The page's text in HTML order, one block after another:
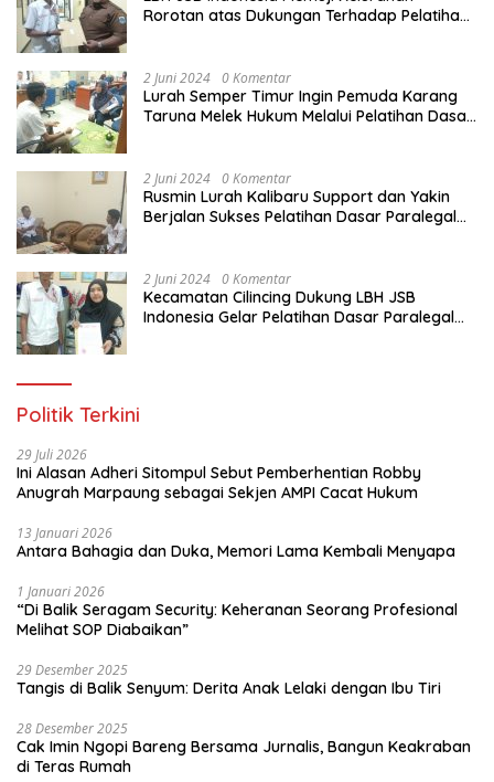
Rorotan atas Dukungan Terhadap Pelatihan
2 Juni 2024 0 Komentar
Lurah Semper Timur Ingin Pemuda Karang
Taruna Melek Hukum Melalui Pelatihan Dasar
2 Juni 2024 0 Komentar
Rusmin Lurah Kalibaru Support dan Yakin
Berjalan Sukses Pelatihan Dasar Paralegal
2 Juni 2024 0 Komentar
Kecamatan Cilincing Dukung LBH JSB
Indonesia Gelar Pelatihan Dasar Paralegal
Politik Terkini
29 Juli 2026
Ini Alasan Adheri Sitompul Sebut Pemberhentian Robby
Anugrah Marpaung sebagai Sekjen AMPI Cacat Hukum
13 Januari 2026
Antara Bahagia dan Duka, Memori Lama Kembali Menyapa
1 Januari 2026
“Di Balik Seragam Security: Keheranan Seorang Profesional
Melihat SOP Diabaikan”
29 Desember 2025
Tangis di Balik Senyum: Derita Anak Lelaki dengan Ibu Tiri
28 Desember 2025
Cak Imin Ngopi Bareng Bersama Jurnalis, Bangun Keakraban
di Teras Rumah